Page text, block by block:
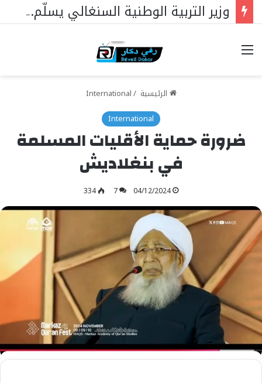
وزير التربية الوطنية السنغالي يسلّم علم الجمهورية لممثليها في مسابقة الملك عبد العزيز الدولية لحفظ القرآن الكريم بالمملكة العربية السعودية
خيارات
الرئيسية /
International
International
ضرورة حماية الأقليات المسلمة
في بنغلاديش
04/12/2024
7
334